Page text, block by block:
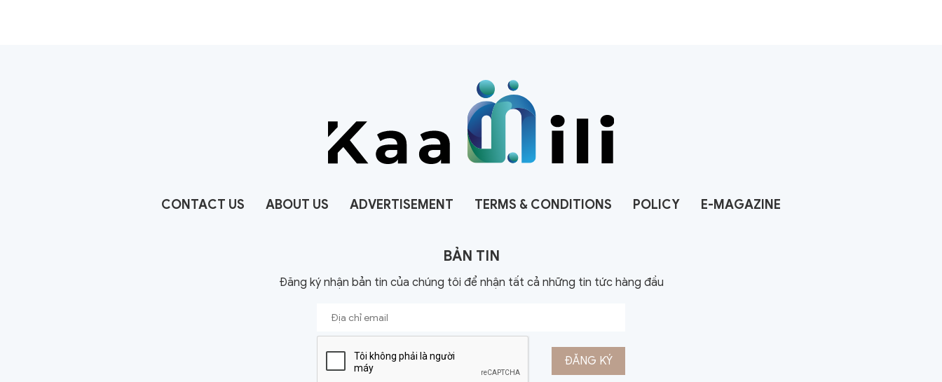
CONTACT US ABOUT US ADVERTISEMENT TERMS & CONDITIONS POLICY E-MAGAZINE
BẢN TIN
Đăng ký nhận bản tin của chúng tôi để nhận tất cả những tin tức hàng đầu